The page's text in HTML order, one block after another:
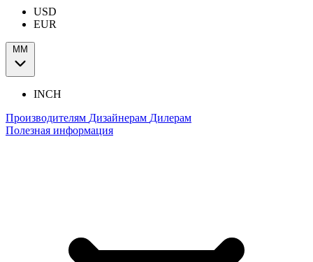
USD
EUR
ММ
INCH
Производителям Дизайнерам Дилерам
Полезная информация